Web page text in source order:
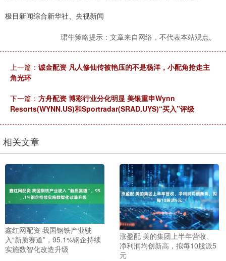
极目新闻综合新华社、央视新闻
珺牛策略提示：文章来自网络，不代表本站观点。
上一篇： 诚金配资 凡人修仙传被艳压的不是杨洋，小配角抢走主
角光环
下一篇： 方舟配资 博彩行业分化明显 美银重申Wynn
Resorts(WYNN.US)和Sportradar(SRAD.UYS)“买入”评级
相关文章
鑫红网配资 我国钢铁产业驶
入“新质赛道”，95.1%钢企持续
实施数智化改造升级
涨盈配 美的集团上半年营收、
净利润均创新高，拟每10股派5
元